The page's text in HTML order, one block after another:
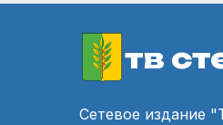
тв
Сетевое издание